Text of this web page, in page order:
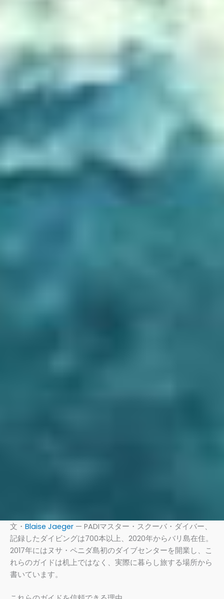
文・ Blaise Jaeger — PADIマスター・スクーバ・ダイバー、
記録したダイビングは700本以上、2020年からバリ島在住。
2017年にはヌサ・ペニダ島初のダイブセンターを開業し、こ
れらのガイドは机上ではなく、実際に暮らし旅する場所から
書いています。